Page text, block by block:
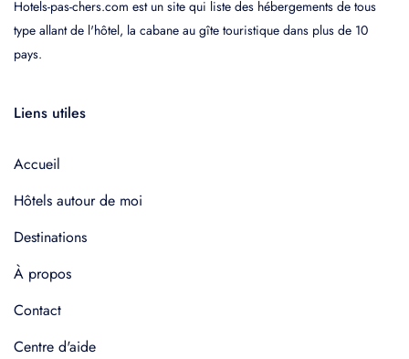
Hotels-pas-chers.com est un site qui liste des hébergements de tous
type allant de l'hôtel, la cabane au gîte touristique dans plus de 10
pays.
Liens utiles
Accueil
Hôtels autour de moi
Destinations
À propos
Contact
Centre d'aide